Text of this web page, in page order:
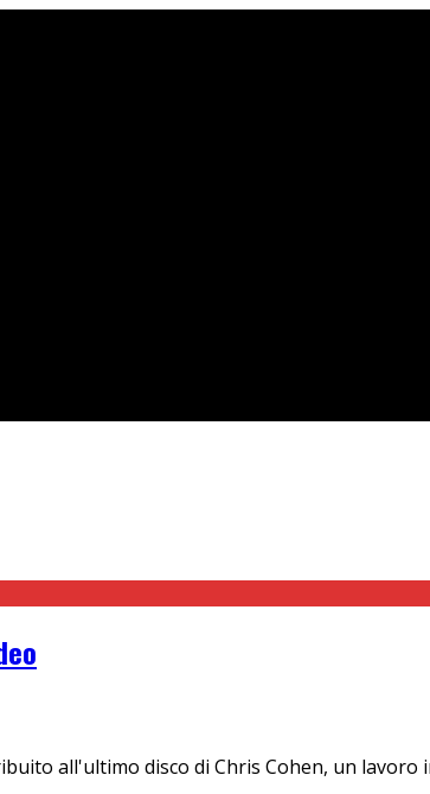
all'ultimo disco di Chris Cohen, un